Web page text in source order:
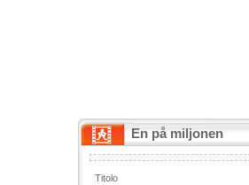
En på miljonen
Titolo